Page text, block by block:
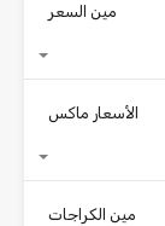
مين السعر
الأسعار ماكس
مين الكراجات